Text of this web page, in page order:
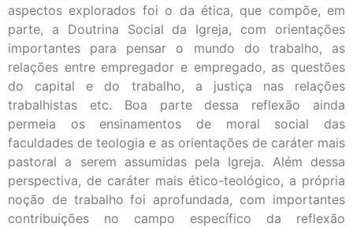
aspectos explorados foi o da ética, que compõe, em
parte, a Doutrina Social da Igreja, com orientações
importantes para pensar o mundo do trabalho, as
relações entre empregador e empregado, as questões
do capital e do trabalho, a justiça nas relações
trabalhistas etc. Boa parte dessa reflexão ainda
permeia os ensinamentos de moral social das
faculdades de teologia e as orientações de caráter mais
pastoral a serem assumidas pela Igreja. Além dessa
perspectiva, de caráter mais ético-teológico, a própria
noção de trabalho foi aprofundada, com importantes
contribuições no campo específico da reflexão